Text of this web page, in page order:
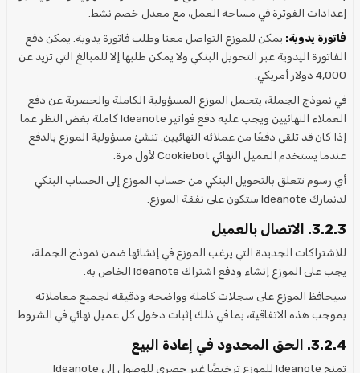
إعدادات الفوترة في مساحة العمل، مع معدل خصم نشط.
فاتورة يدوية: يمكن للموزع التواصل معنا وطلب فاتورة يدوية. يمكن دفع
الفاتورة اليدوية عبر التحويل البنكي ولا يمكن طلبها إلا للمبالغ التي تزيد عن
4,000 دولار أمريكي.
في نموذج الجملة، يتحمل الموزع المسؤولية الكاملة والحصرية عن دفع
العملاء النهائيين ويجب عليه دفع فواتير Ideanote كاملة بغض النظر عما
إذا كان قد تلقى دفعًا من عملائه النهائيين. تنشئ مسؤولية الموزع بالدفع
عندما يستخدم العميل النهائي Cookiebot لأول مرة.
أي رسوم تتعلق بالتحويل البنكي من حساب الموزع إلى الحساب البنكي
لدنمارك Ideanote ستكون على نفقة الموزع.
3.2.3. الاتصال بالعميل
للاشتراكات الجديدة التي يرغب الموزع في إنشائها ضمن نموذج الجملة،
يجب على الموزع إنشاء ودفع اشتراك Ideanote الخاص به.
سيحافظ الموزع على سجلات كاملة وواضحة ودقيقة لجميع معاملاته
بموجب هذه الاتفاقية، بما في ذلك إثبات دخول كل عميل نهائي في الشروط.
3.2.4. الحق المحدود في إعادة البيع
تمنح Ideanote للموزع ترخيصًا غير حصري للوصول إلى Ideanote